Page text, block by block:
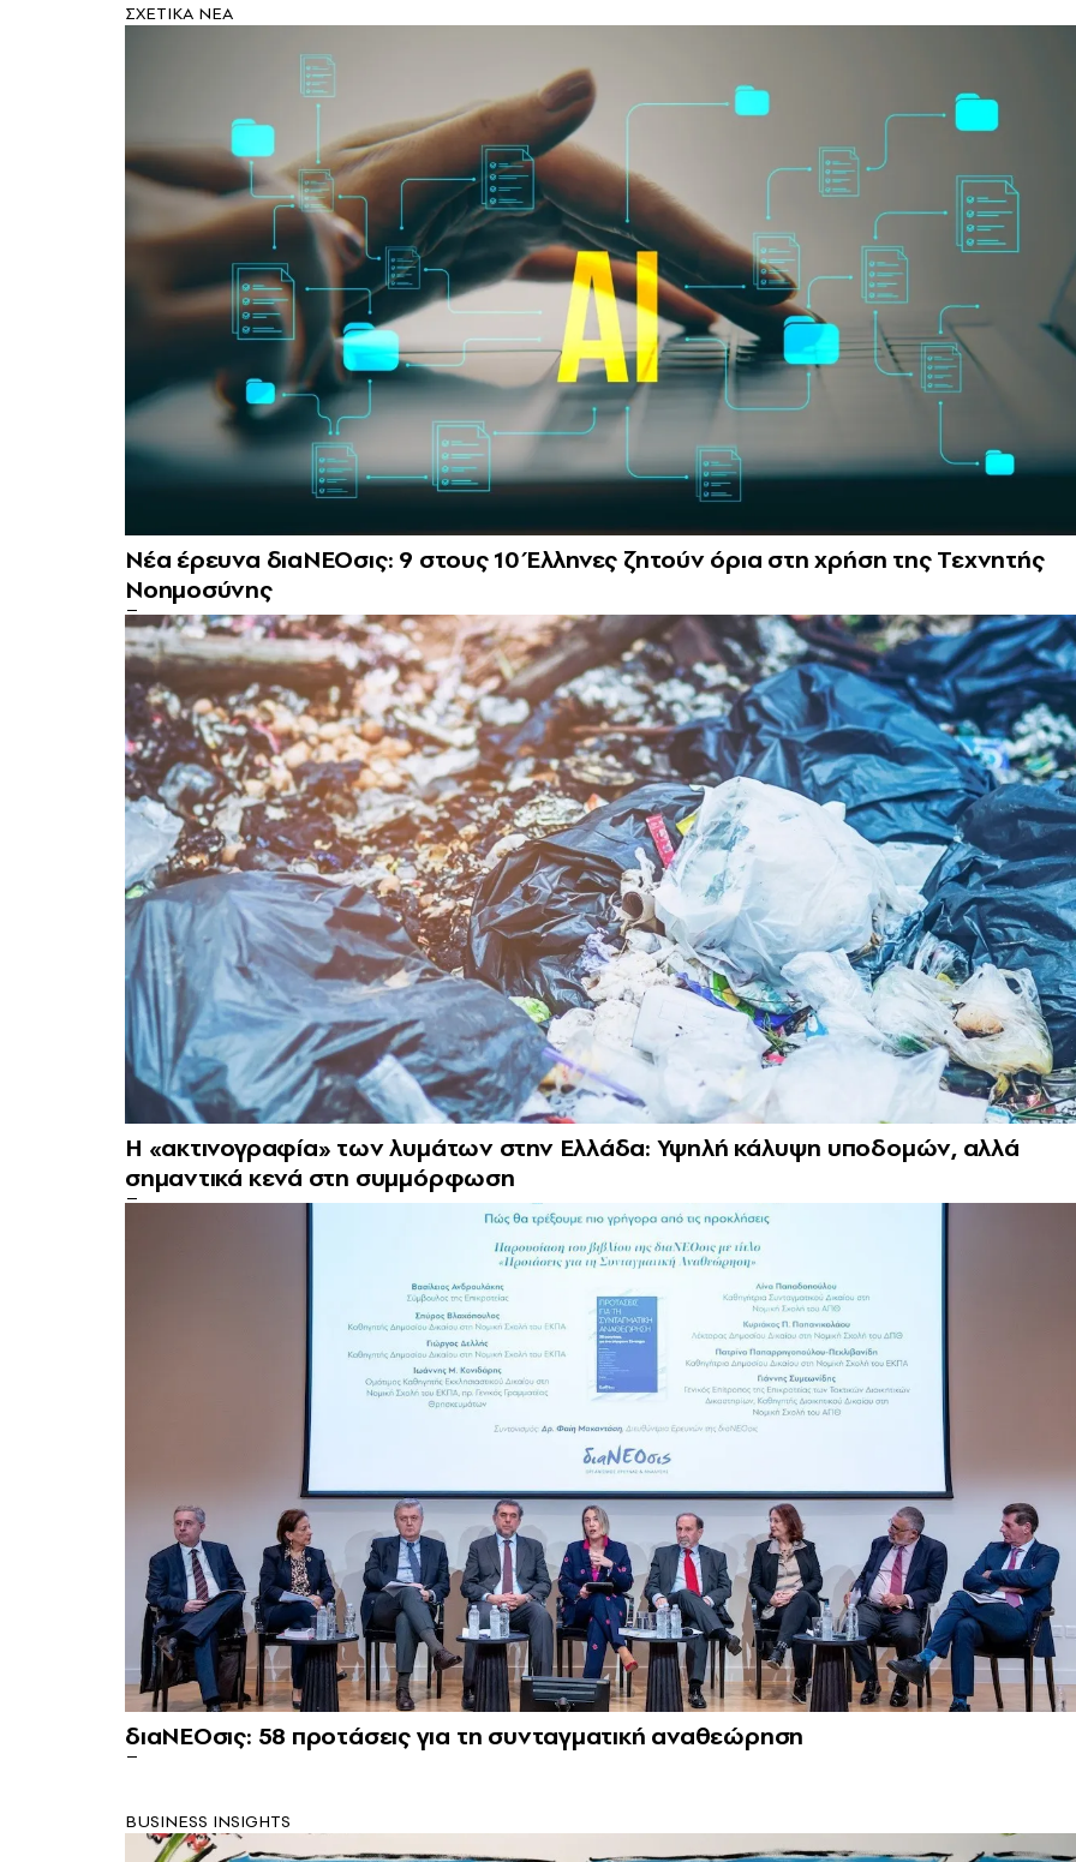
ΣXETIKA NEA
Νέα έρευνα διαΝΕΟσις: 9 στους 10 Έλληνες ζητούν όρια στη χρήση της Τεχνητής
Νοημοσύνης
Η «ακτινογραφία» των λυμάτων στην Ελλάδα: Υψηλή κάλυψη υποδομών, αλλά
σημαντικά κενά στη συμμόρφωση
διαΝΕΟσις: 58 προτάσεις για τη συνταγματική αναθεώρηση
BUSINESS INSIGHTS